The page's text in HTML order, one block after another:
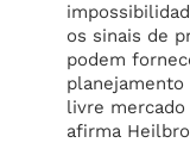
os sinais de
podem
livre mercado
afirma